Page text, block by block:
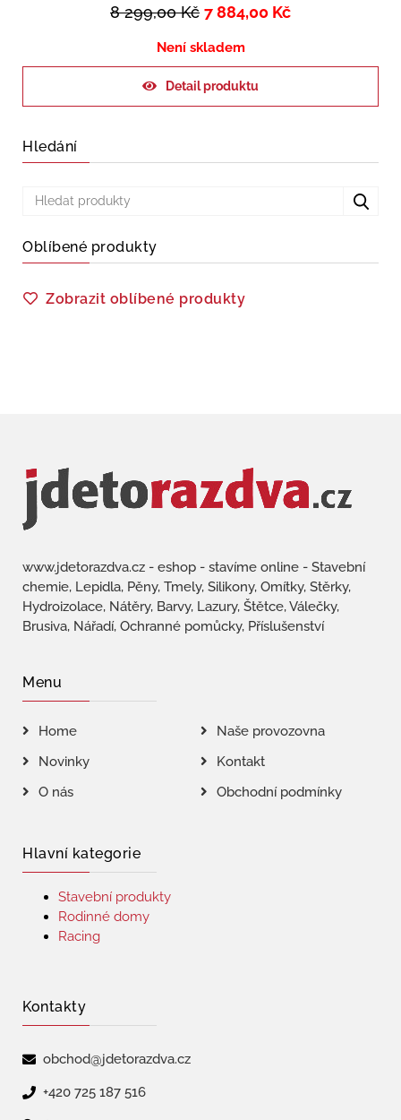
8 299,00Kč 7 884,00 Kč
Není skladem
Detail produktu
Hledání
Oblíbené produkty
Zobrazit oblíbené produkty
www.jdetorazdva.cz - eshop - stavíme online - Stavební
chemie, Lepidla, Pěny, Tmely, Silikony, Omítky, Stěrky,
Hydroizolace, Nátěry, Barvy, Lazury, Štětce, Válečky,
Brusiva, Nářadí, Ochranné pomůcky, Příslušenství
Menu
Home
Naše provozovna
Novinky
Kontakt
O nás
Obchodní podmínky
Hlavní kategorie
Stavební produkty
Rodinné domy
Racing
Kontakty
obchod@jdetorazdva.cz
+420 725 187 516